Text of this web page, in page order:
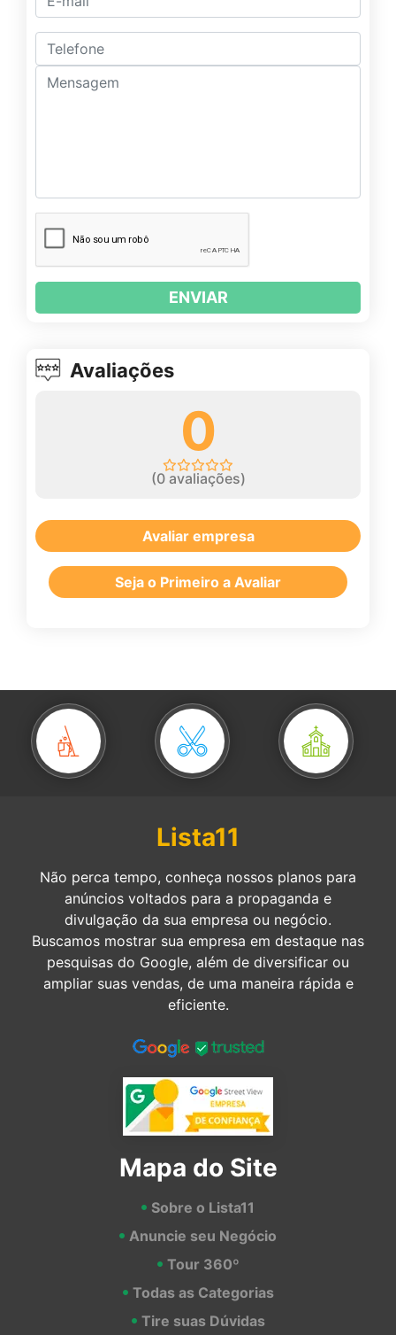
ENVIAR
Avaliações
0
(0avaliações)
Avaliar empresa
Seja o Primeiro a Avaliar
Lista11
Não perca tempo, conheça nossos planos para
anúncios voltados para a propaganda e
divulgação da sua empresa ou negócio.
Buscamos mostrar sua empresa em destaque nas
pesquisas do Google, além de diversificar ou
ampliar suas vendas, de uma maneira rápida e
eficiente.
Mapa do Site
Sobre o Lista11
Anuncie seu Negócio
Tour 360º
Todas as Categorias
Tire suas Dúvidas